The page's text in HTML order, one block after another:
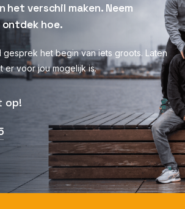
het verschil maken. Neem
ontdek hoe.
gesprek het begin van iets groots. Laten
er voor jou mogelijk is.
op!